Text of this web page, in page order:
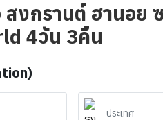
สงกรานต์ ฮานอย
4วัน 3คืน
ประเทศ